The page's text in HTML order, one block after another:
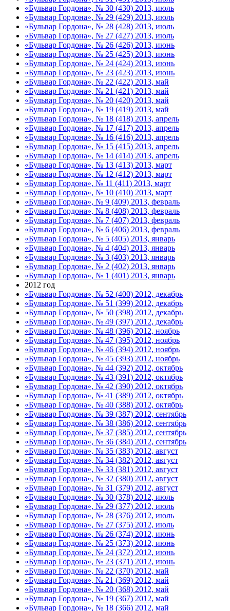
«Бульвар Гордона», № 30 (430) 2013, июль
«Бульвар Гордона», № 29 (429) 2013, июль
«Бульвар Гордона», № 28 (428) 2013, июль
«Бульвар Гордона», № 27 (427) 2013, июль
«Бульвар Гордона», № 26 (426) 2013, июнь
«Бульвар Гордона», № 25 (425) 2013, июнь
«Бульвар Гордона», № 24 (424) 2013, июнь
«Бульвар Гордона», № 23 (423) 2013, июнь
«Бульвар Гордона», № 22 (422) 2013, май
«Бульвар Гордона», № 21 (421) 2013, май
«Бульвар Гордона», № 20 (420) 2013, май
«Бульвар Гордона», № 19 (419) 2013, май
«Бульвар Гордона», № 18 (418) 2013, апрель
«Бульвар Гордона», № 17 (417) 2013, апрель
«Бульвар Гордона», № 16 (416) 2013, апрель
«Бульвар Гордона», № 15 (415) 2013, апрель
«Бульвар Гордона», № 14 (414) 2013, апрель
«Бульвар Гордона», № 13 (413) 2013, март
«Бульвар Гордона», № 12 (412) 2013, март
«Бульвар Гордона», № 11 (411) 2013, март
«Бульвар Гордона», № 10 (410) 2013, март
«Бульвар Гордона», № 9 (409) 2013, февраль
«Бульвар Гордона», № 8 (408) 2013, февраль
«Бульвар Гордона», № 7 (407) 2013, февраль
«Бульвар Гордона», № 6 (406) 2013, февраль
«Бульвар Гордона», № 5 (405) 2013, январь
«Бульвар Гордона», № 4 (404) 2013, январь
«Бульвар Гордона», № 3 (403) 2013, январь
«Бульвар Гордона», № 2 (402) 2013, январь
«Бульвар Гордона», № 1 (401) 2013, январь
2012 год
«Бульвар Гордона», № 52 (400) 2012, декабрь
«Бульвар Гордона», № 51 (399) 2012, декабрь
«Бульвар Гордона», № 50 (398) 2012, декабрь
«Бульвар Гордона», № 49 (397) 2012, декабрь
«Бульвар Гордона», № 48 (396) 2012, ноябрь
«Бульвар Гордона», № 47 (395) 2012, ноябрь
«Бульвар Гордона», № 46 (394) 2012, ноябрь
«Бульвар Гордона», № 45 (393) 2012, ноябрь
«Бульвар Гордона», № 44 (392) 2012, октябрь
«Бульвар Гордона», № 43 (391) 2012, октябрь
«Бульвар Гордона», № 42 (390) 2012, октябрь
«Бульвар Гордона», № 41 (389) 2012, октябрь
«Бульвар Гордона», № 40 (388) 2012, октябрь
«Бульвар Гордона», № 39 (387) 2012, сентябрь
«Бульвар Гордона», № 38 (386) 2012, сентябрь
«Бульвар Гордона», № 37 (385) 2012, сентябрь
«Бульвар Гордона», № 36 (384) 2012, сентябрь
«Бульвар Гордона», № 35 (383) 2012, август
«Бульвар Гордона», № 34 (382) 2012, август
«Бульвар Гордона», № 33 (381) 2012, август
«Бульвар Гордона», № 32 (380) 2012, август
«Бульвар Гордона», № 31 (379) 2012, август
«Бульвар Гордона», № 30 (378) 2012, июль
«Бульвар Гордона», № 29 (377) 2012, июль
«Бульвар Гордона», № 28 (376) 2012, июль
«Бульвар Гордона», № 27 (375) 2012, июль
«Бульвар Гордона», № 26 (374) 2012, июнь
«Бульвар Гордона», № 25 (373) 2012, июнь
«Бульвар Гордона», № 24 (372) 2012, июнь
«Бульвар Гордона», № 23 (371) 2012, июнь
«Бульвар Гордона», № 22 (370) 2012, май
«Бульвар Гордона», № 21 (369) 2012, май
«Бульвар Гордона», № 20 (368) 2012, май
«Бульвар Гордона», № 19 (367) 2012, май
«Бульвар Гордона», № 18 (366) 2012, май